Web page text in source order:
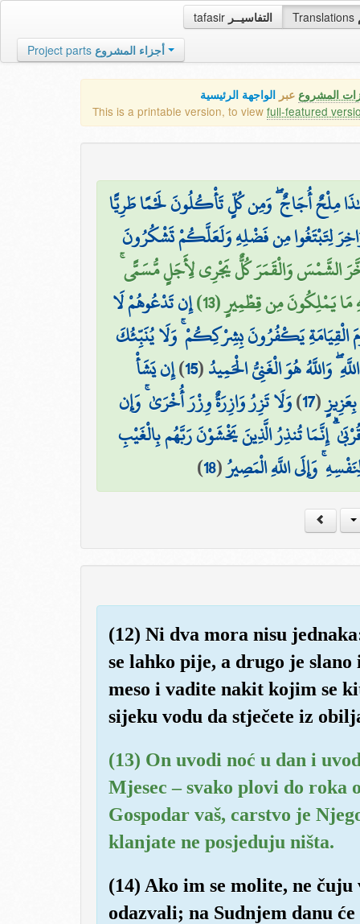
tafasir التفاسيــر Translations
Project parts أجزاء المشروع
المشروع عبر الواجهة الرئيسية
This is a printable version, to view full-featured
مِلْحٌ أُجَاجٌ ۖ وَمِن كُلٍّ تَأْكُلُونَ لَحْمًا طَرِيًّا
لِتَبْتَغُوا مِن فَضْلِهِ وَلَعَلَّكُمْ تَشْكُرُونَ
وَسَخَّرَ الشَّمْسَ وَالْقَمَرَ كُلٌّ يَجْرِي لِأَجَلٍ مُّسَمًّى
يَمْلِكُونَ مِن قِطْمِيرٍ (13)
إِن تَدْعُوهُمْ لَا
الْقِيَامَةِ يَكْفُرُونَ بِشِرْكِكُمْ ۚ وَلَا يُنَبِّئُكَ
وَاللَّهُ هُوَ الْغَنِيُّ الْحَمِيدُ(
15
)إِن يَشَأْ
(
17
)وَلَا تَزِرُ وَازِرَةٌ وِزْرَ أُخْرَىٰ ۚ وَإِن
إِنَّمَا تُنذِرُ الَّذِينَ يَخْشَوْنَ رَبَّهُم بِالْغَيْبِ
وَإِلَى اللَّهِ الْمَصِيرُ(
18
)
(12) Ni dva mora nisu
se lahko pije, a drugo je
meso i vadite nakit kojim se
sijeku vodu da stječete iz
(13) On uvodi noć u dan i
Mjesec – svako plovi do roka
Gospodar vaš, carstvo je
klanjate ne posjeduju ništa.
(14) Ako im se molite, ne
odazvali; na Sudnjem danu